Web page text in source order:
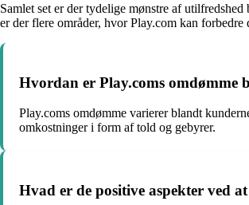
Samlet set er der tydelige mønstre af
er der flere områder, hvor Play.com kan forbedre
Hvordan er Play.coms omdømme
Play.coms omdømme varierer blandt
omkostninger i form af told og gebyrer.
Hvad er de positive aspekter ved